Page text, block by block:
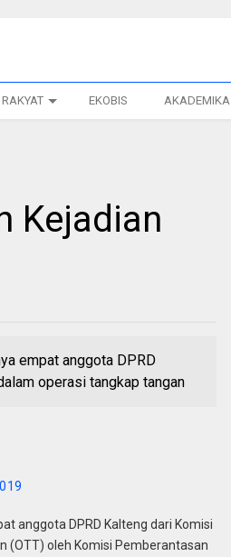
EKOBIS AKADEMIKA
Kejadian
empat anggota DPRD
operasi tangkap tangan
anggota DPRD Kalteng dari Komisi
(OTT) oleh Komisi Pemberantasan